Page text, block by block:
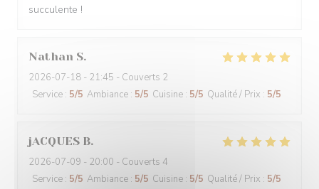
succulente !
Nathan S
2026-07-18 - 21:45 - Couverts 2
Service : 5/5 Ambiance : 5/5 Cuisine : 5/5 Qualité / Prix : 5/5
jACQUES B
2026-07-09 - 20:00 - Couverts 4
Service : 5/5 Ambiance : 5/5 Cuisine : 5/5 Qualité / Prix : 5/5